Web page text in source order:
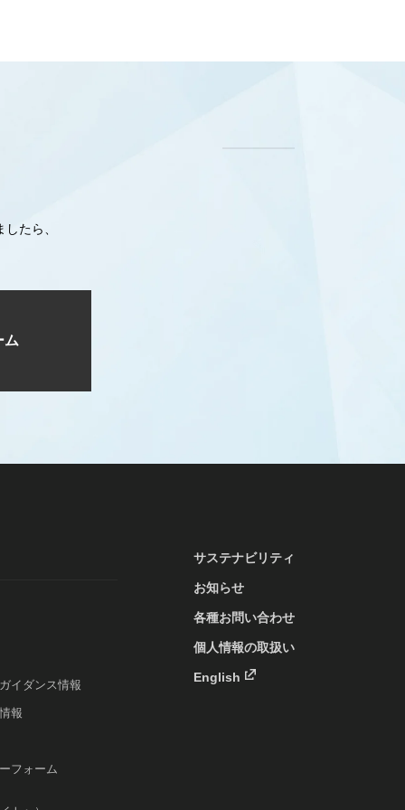
たら、
ム
イダンス情報
報
フォーム
サステナビリティ
お知らせ
各種お問い合わせ
個人情報の取扱い
English